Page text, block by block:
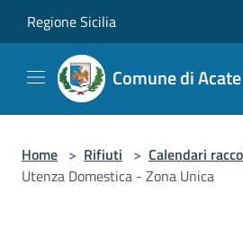
Regione Sicilia
Comune di Acate
Home > Rifiuti > Calendari
Utenza Domestica - Zona Unica